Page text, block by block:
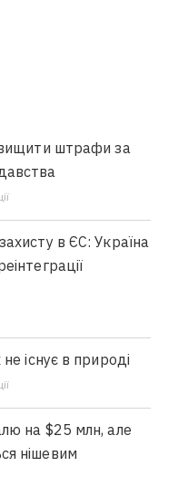
штрафи за
в ЄС: Україна
існує в природі
на $25 млн, але
нішевим